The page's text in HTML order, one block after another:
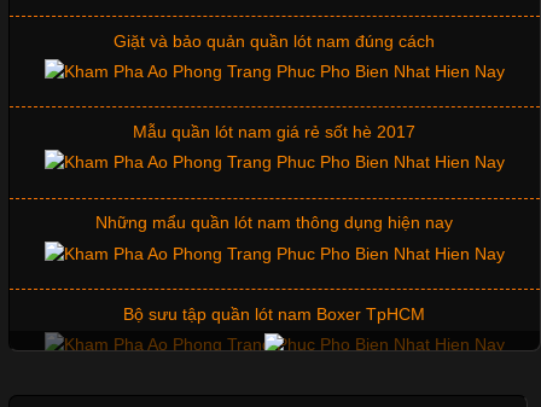
Những Mẫu Áo Thun Đồng Phục Công Ty Được Ưa
Chuộng Hiện Nay
Cập nhật 2026-06-01 14:23:34
Trong môi trường kinh doanh hiện đại, việc xây dựng hình ảnh
chuyên nghiệp đóng vai trò quan trọng đối với sự phát triển của
doanh nghiệp. Một trong những giải pháp hiệu quả được nhiều
đơn vị lựa chọn hiện nay là sử dụng áo thun đồng phục công ty.
Không chỉ giúp tạo sự đồng bộ, áo thun
Mẫu quần lót nam giá rẻ sốt hè 2017
Những mẩu quần lót nam thông dụng hiện nay
Bộ sưu tập quần lót nam Boxer TpHCM
Quần lót nam boxer thun lạnh